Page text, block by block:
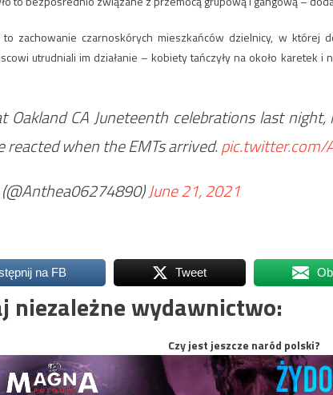
zachowanie czarnoskórych mieszkańców dzielnicy, w której
utrudniali im działanie – kobiety tańczyły na około karetek i
Oakland CA Juneteenth celebrations last
reacted when the EMTs arrived.pic.twitter.com/
June 21, 2021
na FB Tweet
niezależne wydawnictwo:
Czy jest jeszcze naród polski?